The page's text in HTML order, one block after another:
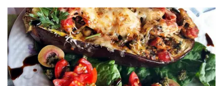
víz 7.2 g
vitaminok
Tiamin - B1 vitamin 0.38 mg